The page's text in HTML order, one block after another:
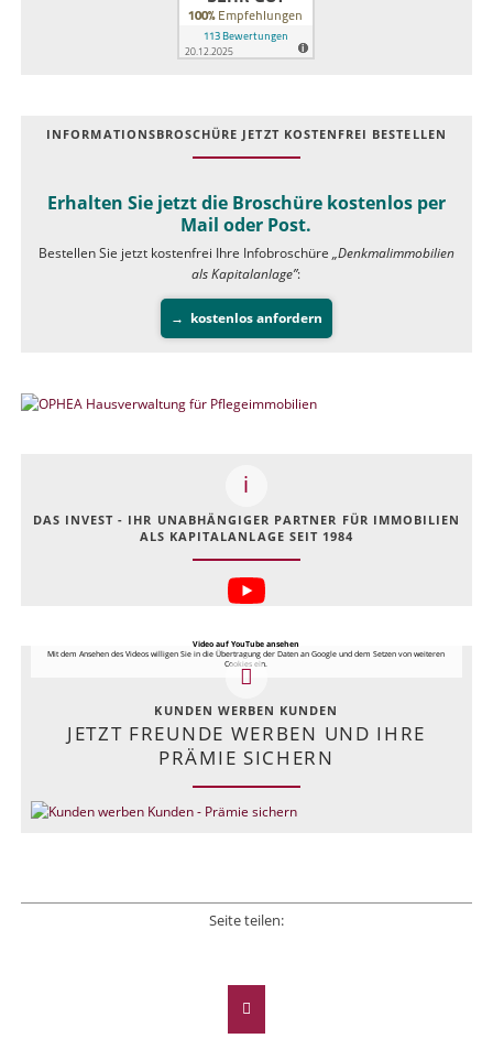
INFOR­MATIONS­BROSCHÜRE JETZT KOSTEN­FREI BESTELLEN
Erhalten Sie jetzt die Broschüre kostenlos per
Mail oder Post.
Bestellen Sie jetzt kostenfrei Ihre Infobroschüre „Denkmalimmobilien
als Kapitalanlage”:
kostenlos anfordern
DAS INVEST - IHR UNABHÄNGIGER PARTNER FÜR IMMOBILIEN
ALS KAPITALANLAGE SEIT 1984
Video auf YouTube ansehen
Mit dem Ansehen des Videos willigen Sie in die Übertragung der Daten an Google und dem Setzen von weiteren
Cookies ein.
KUNDEN WERBEN KUNDEN
JETZT FREUNDE WERBEN UND IHRE
PRÄMIE SICHERN
Seite teilen: